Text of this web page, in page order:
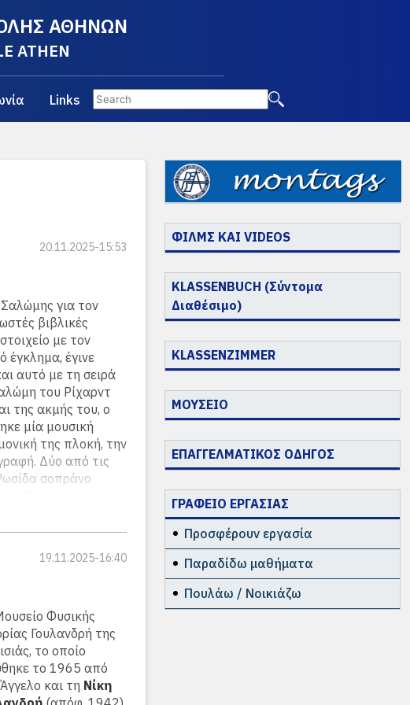
ΑΘΗΝΩΝ
ATHEN
Links
20.11.2025-15:53
για τον
βιβλικές
με τον
έγκλημα, έγινε
αυτό με τη σειρά
του Ρίχαρντ
της ακμής του, ο
μία μουσική
της πλοκή, την
Δύο από τις
σοπράνο
Σπερχάκε
ρόλους της
μαέστρου
19.11.2025-16:40
Φυσικής
Γουλανδρή της
το οποίο
το 1965 από
και τη Νίκη
ΦΙΛΜΣ ΚΑΙ VIDEOS
KLASSENBUCH (Σύντομα
Διαθέσιμο)
KLASSENZIMMER
ΜΟΥΣΕΙΟ
ΕΠΑΓΓΕΛΜΑΤΙΚΟΣ ΟΔΗΓΟΣ
ΓΡΑΦΕΙΟ ΕΡΓΑΣΙΑΣ
Προσφέρουν εργασία
Παραδίδω μαθήματα
Πουλάω / Νοικιάζω